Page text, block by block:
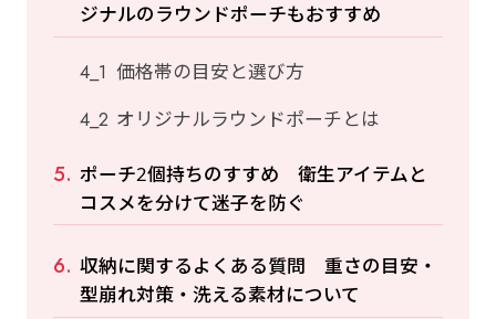
ジナルのラウンドポーチもおすすめ
価格帯の目安と選び方
オリジナルラウンドポーチとは
ポーチ2個持ちのすすめ 衛生アイテムと
コスメを分けて迷子を防ぐ
収納に関するよくある質問 重さの目安・
型崩れ対策・洗える素材について